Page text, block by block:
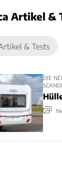
Artikel &
& Tests
DIE